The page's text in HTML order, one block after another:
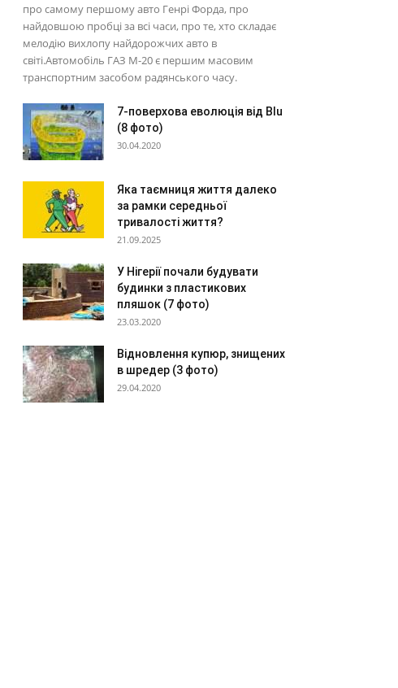
про самому першому авто Генрі Форда, про
найдовшою пробці за всі часи, про те, хто складає
мелодію вихлопу найдорожчих авто в
світі.Автомобіль ГАЗ М-20 є першим масовим
транспортним засобом радянського часу.
7-поверхова еволюція від Blu
(8 фото)
30.04.2020
Яка таємниця життя далеко
за рамки середньої
тривалості життя?
21.09.2025
У Нігерії почали будувати
будинки з пластикових
пляшок (7 фото)
23.03.2020
Відновлення купюр, знищених
в шредер (3 фото)
29.04.2020